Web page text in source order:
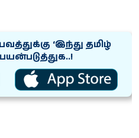
‘இந்து தமிழ்